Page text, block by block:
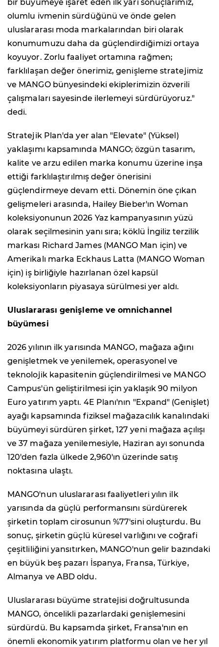
bir büyümeye işaret eden ilk yarı sonuçlarımız,
olumlu ivmenin sürdüğünü ve önde gelen
uluslararası moda markalarından biri olarak
konumumuzu daha da güçlendirdiğimizi ortaya
koyuyor. Zorlu faaliyet ortamına rağmen;
farklılaşan değer önerimiz, genişleme stratejimiz
ve MANGO bünyesindeki ekiplerimizin özverili
çalışmaları sayesinde ilerlemeyi sürdürüyoruz."
dedi.
Stratejik Plan'da yer alan "Elevate" (Yüksel)
yaklaşımı kapsamında MANGO; özgün tasarım,
kalite ve arzu edilen marka konumu üzerine inşa
ettiği farklılaştırılmış değer önerisini
güçlendirmeye devam etti. Dönemin öne çıkan
gelişmeleri arasında, Hailey Bieber'ın Woman
koleksiyonunun 2026 Yaz kampanyasının yüzü
olarak seçilmesinin yanı sıra; köklü İngiliz terzilik
markası Richard James (MANGO Man için) ve
Amerikalı marka Eckhaus Latta (MANGO Woman
için) iş birliğiyle hazırlanan özel kapsül
koleksiyonların piyasaya sürülmesi yer aldı.
Uluslararası genişleme ve omnichannel
büyümesi
2026 yılının ilk yarısında MANGO, mağaza ağını
genişletmek ve yenilemek, operasyonel ve
teknolojik kapasitenin güçlendirilmesi ve MANGO
Campus'ün geliştirilmesi için yaklaşık 90 milyon
Euro yatırım yaptı. 4E Planı'nın "Expand" (Genişlet)
ayağı kapsamında fiziksel mağazacılık kanalındaki
büyümeyi sürdüren şirket, 127 yeni mağaza açılışı
ve 37 mağaza yenilemesiyle, Haziran ayı sonunda
120'den fazla ülkede 2,960'ın üzerinde satış
noktasına ulaştı.
MANGO'nun uluslararası faaliyetleri yılın ilk
yarısında da güçlü performansını sürdürerek
şirketin toplam cirosunun %77'sini oluşturdu. Bu
sonuç, şirketin güçlü küresel varlığını ve coğrafi
çeşitliliğini yansıtırken, MANGO'nun gelir bazındaki
en büyük beş pazarı İspanya, Fransa, Türkiye,
Almanya ve ABD oldu.
Uluslararası büyüme stratejisi doğrultusunda
MANGO, öncelikli pazarlardaki genişlemesini
sürdürdü. Bu kapsamda şirket, Fransa'nın en
önemli ekonomik yatırım platformu olan ve her yıl